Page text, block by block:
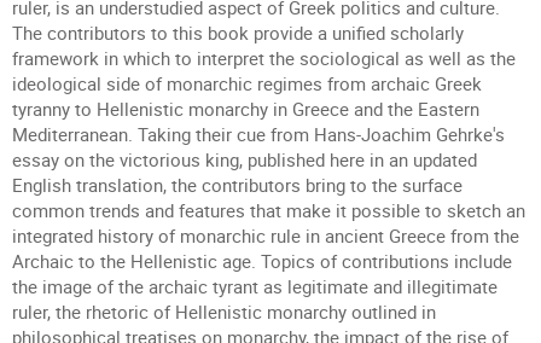
ruler, is an understudied aspect of Greek politics and culture.
The contributors to this book provide a unified scholarly
framework in which to interpret the sociological as well as the
ideological side of monarchic regimes from archaic Greek
tyranny to Hellenistic monarchy in Greece and the Eastern
Mediterranean. Taking their cue from Hans-Joachim Gehrke's
essay on the victorious king, published here in an updated
English translation, the contributors bring to the surface
common trends and features that make it possible to sketch an
integrated history of monarchic rule in ancient Greece from the
Archaic to the Hellenistic age. Topics of contributions include
the image of the archaic tyrant as legitimate and illegitimate
ruler, the rhetoric of Hellenistic monarchy outlined in
philosophical treatises on monarchy, the impact of the rise of